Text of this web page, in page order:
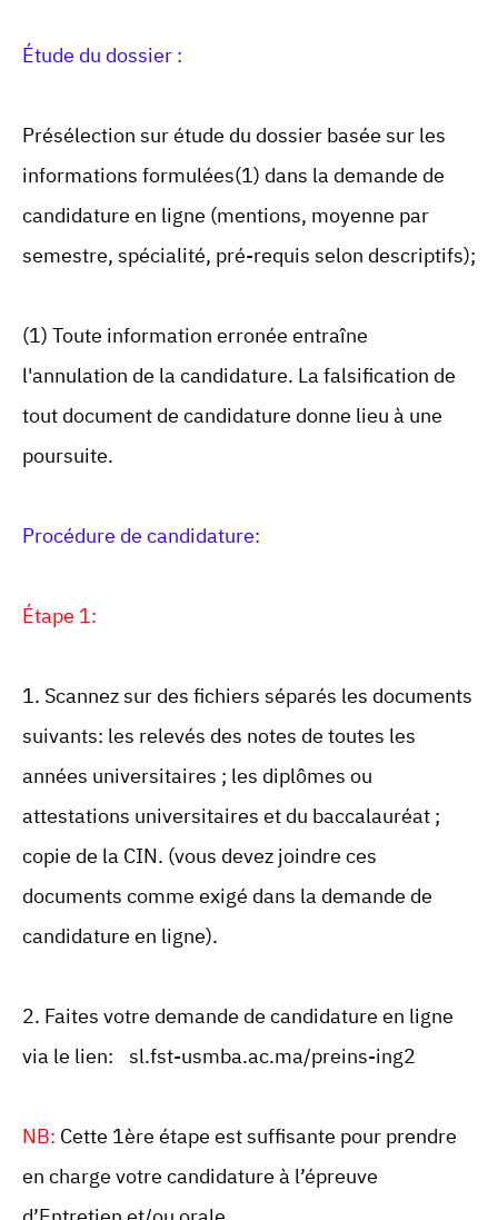
Étude du dossier :
Présélection sur étude du dossier basée sur les
informations formulées(1) dans la demande de
candidature en ligne (mentions, moyenne par
semestre, spécialité, pré-requis selon descriptifs);
(1) Toute information erronée entraîne
l'annulation de la candidature. La falsification de
tout document de candidature donne lieu à une
poursuite.
Procédure de candidature:
Étape 1:
1. Scannez sur des fichiers séparés les documents
suivants: les relevés des notes de toutes les
années universitaires ; les diplômes ou
attestations universitaires et du baccalauréat ;
copie de la CIN. (vous devez joindre ces
documents comme exigé dans la demande de
candidature en ligne).
2. Faites votre demande de candidature en ligne
via le lien: sl.fst-usmba.ac.ma/preins-ing2
NB: Cette 1ère étape est suffisante pour prendre
en charge votre candidature à l’épreuve